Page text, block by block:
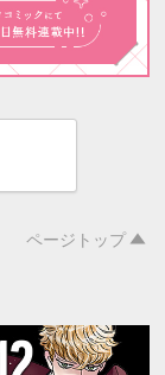
ページトップ